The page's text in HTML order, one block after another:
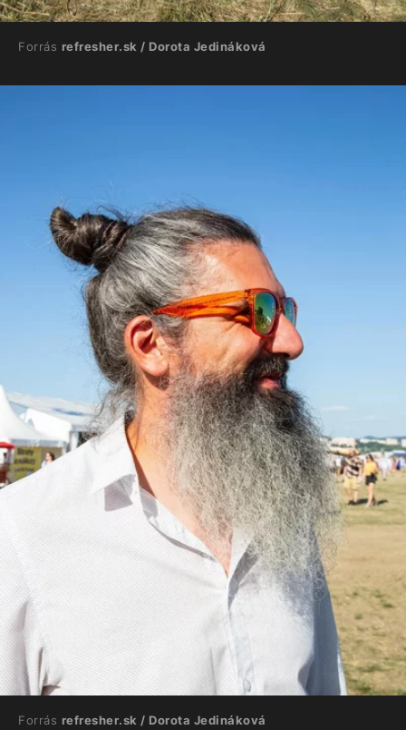
Forrás refresher.sk / Dorota Jedináková
Forrás refresher.sk / Dorota Jedináková